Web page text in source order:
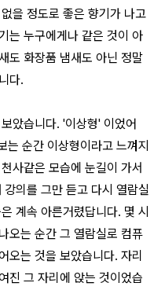
을 정도로 좋은 향기가 나고
는 누구에게나 같은 것이 아
도 화장품 냄새도 아닌 정말
다.
았습니다. '이상형' 이었어
는 순간 이상형이라고 느껴지
사같은 모습에 눈길이 가서
의를 그만 듣고 다시 열람실
계속 아른거렸답니다. 몇 시
오는 순간 그 열람실로 컴퓨
오는 것을 보았습니다. 자리
진 그 자리에 앉는 것이었습